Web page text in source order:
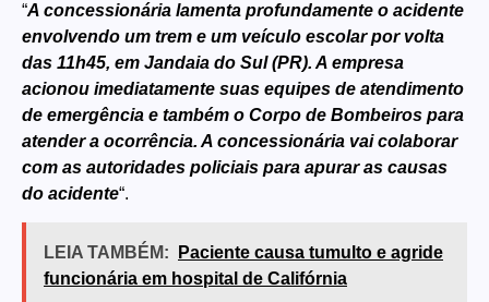
“A concessionária lamenta profundamente o acidente
envolvendo um trem e um veículo escolar por volta
das 11h45, em Jandaia do Sul (PR). A empresa
acionou imediatamente suas equipes de atendimento
de emergência e também o Corpo de Bombeiros para
atender a ocorrência. A concessionária vai colaborar
com as autoridades policiais para apurar as causas
do acidente“.
LEIA TAMBÉM:
Paciente causa tumulto e agride
funcionária em hospital de Califórnia